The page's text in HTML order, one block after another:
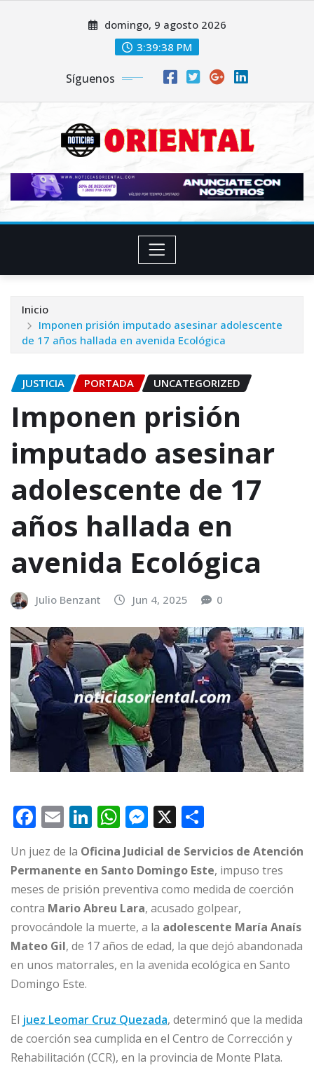
domingo, 9 agosto 2026
3:39:39 PM
Síguenos
Inicio
Imponen prisión imputado asesinar adolescente
de 17 años hallada en avenida Ecológica
JUSTICIA PORTADA UNCATEGORIZED
Imponen prisión
imputado asesinar
adolescente de 17
años hallada en
avenida Ecológica
Julio Benzant Jun 4, 2025 0
F
c
e
b
o
o
k
E
m
ai
l
Li
n
k
e
dI
n
W
h
at
s
A
p
p
M
e
ss
e
n
g
e
r
X
o
m
p
ar
ti
r
Un juez de la Oficina Judicial de Servicios de Atención
Permanente en Santo Domingo Este, impuso tres
meses de prisión preventiva como medida de coerción
contra Mario Abreu Lara, acusado golpear,
provocándole la muerte, a la adolescente María Anaís
Mateo Gil, de 17 años de edad, la que dejó abandonada
en unos matorrales, en la avenida ecológica en Santo
Domingo Este.
El juez Leomar Cruz Quezada, determinó que la medida
de coerción sea cumplida en el Centro de Corrección y
Rehabilitación (CCR), en la provincia de Monte Plata.